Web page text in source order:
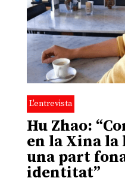
L'entrevista
Hu Zhao:
en la Xina la
una part
identitat”